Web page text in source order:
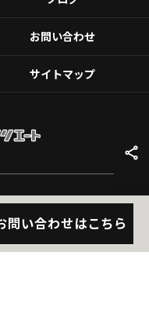
問い合わせはこちら
お問い合わせ
サイトマップ
ミクリエート ALL RIGHTS